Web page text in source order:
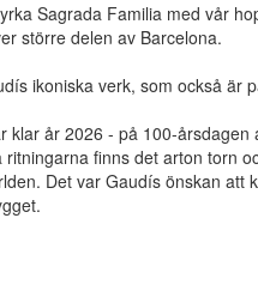
Sagrada Familia med vår
större delen av Barcelona.
ikoniska verk, som också är
klar år 2026 - på 100-
finns det arton torn
Det var Gaudís önskan